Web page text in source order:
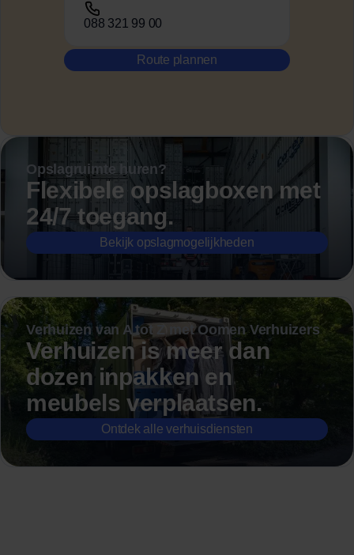
088 321 99 00
Route plannen
Opslagruimte huren?
Flexibele opslagboxen met
24/7 toegang.
Bekijk opslagmogelijkheden
Verhuizen van A tot Z met Oomen Verhuizers
Verhuizen is meer dan
dozen inpakken en
meubels verplaatsen.
Ontdek alle verhuisdiensten